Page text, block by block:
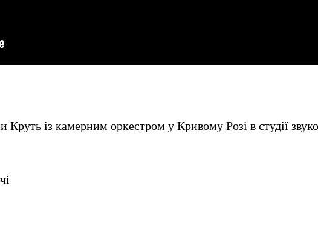
із камерним оркестром у Кривому Розі в студії